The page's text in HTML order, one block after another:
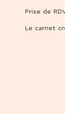
Prise de
Le carnet